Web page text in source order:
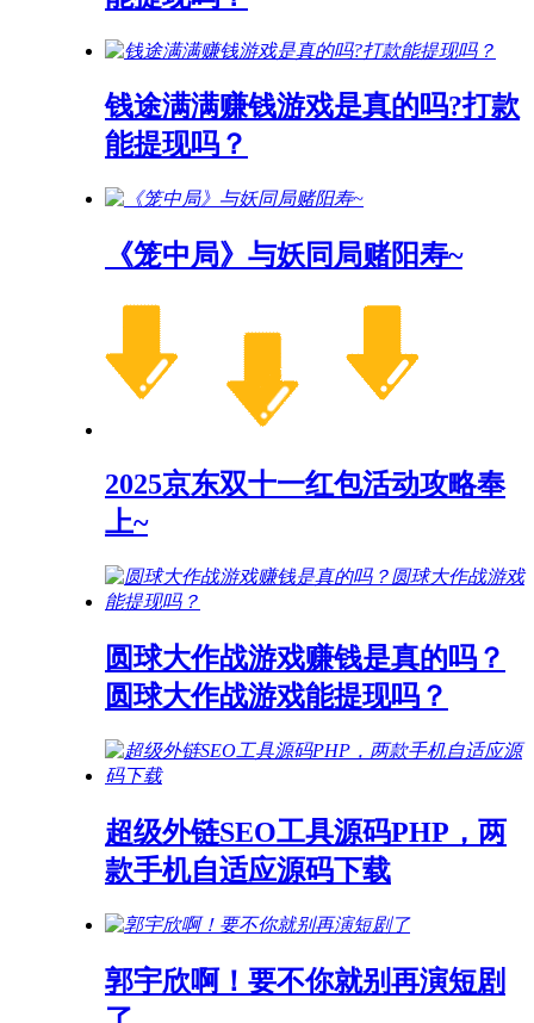
钱途满满赚钱游戏是真的吗?打款
能提现吗？
《笼中局》与妖同局赌阳寿~
2025京东双十一红包活动攻略奉
上~
圆球大作战游戏赚钱是真的吗？
圆球大作战游戏能提现吗？
超级外链SEO工具源码PHP，两
款手机自适应源码下载
郭宇欣啊！要不你就别再演短剧